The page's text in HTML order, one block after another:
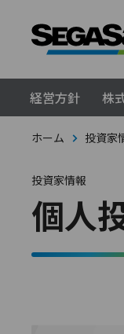
経営方針 株
ホーム 投資家
投資家情報
個人